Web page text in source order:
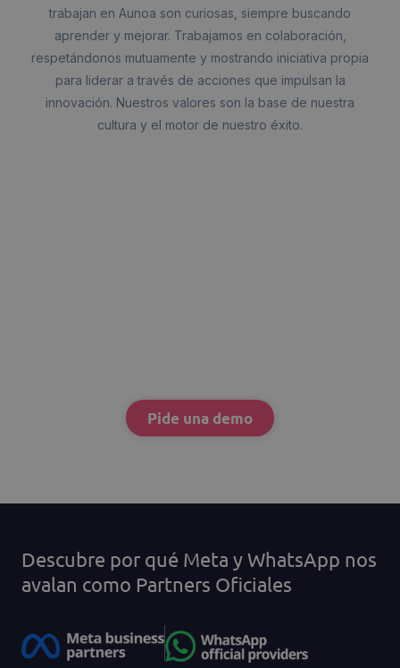
trabajan en Aunoa son curiosas, siempre buscando
aprender y mejorar. Trabajamos en colaboración,
respetándonos mutuamente y mostrando iniciativa propia
para liderar a través de acciones que impulsan la
innovación. Nuestros valores son la base de nuestra
cultura y el motor de nuestro éxito.
Pide una demo
Descubre por qué Meta y WhatsApp nos
avalan como Partners Oficiales